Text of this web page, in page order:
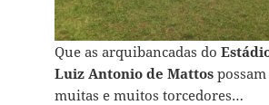
Que as arquibancadas do
Luiz Antonio de Mattos
muitas e muitos torcedores…